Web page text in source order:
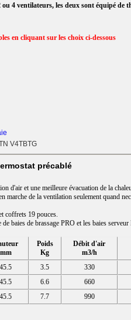
ou 4 ventilateurs, les deux sont équipé de
en cliquant sur les choix ci-dessous
V4TBTG
précablé
d'air et une meilleure évacuation de la
marche de la ventilation seulement quand
coffrets 19 pouces.
baies de brassage PRO et les baies serveur
mm
Poids
Kg
Débit d'air
m3/h
45.5 3.5 330
45.5 6.6 660
45.5 7.7 990